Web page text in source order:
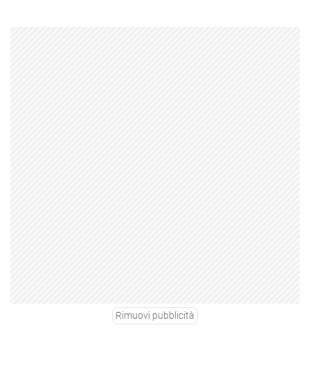
Rimuovi pubblicità